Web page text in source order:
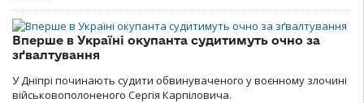
Вперше в Україні окупанта судитимуть очно за
зґвалтування
У Дніпрі починають судити обвинуваченого у воєнному злочині
військовополоненого Сергія Карпіловича.